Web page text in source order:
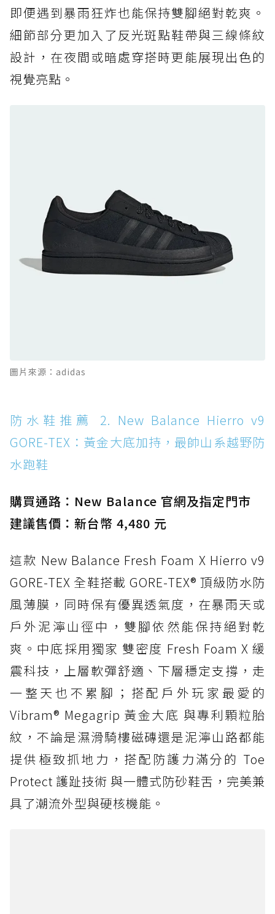
防水鞋推薦 7. Timberland Motion Access：
黃靴同級頂級防水，輕量化工裝健走鞋雨天必備
防水鞋推薦 7. Timberland Motion Access：
黃靴同級頂級防水，輕量化工裝健走鞋雨天必備
防水鞋推薦 10. PUMA Voyage NITRO™ 4
GORE-TEX：氮氣中底注入，回彈與防滑兼具的
全天候越野跑鞋
防水鞋推薦 11. On Cloudhorizon 2 WP：腳
感軟彈、搭載 Missiongrip™ 的防水輕越野鞋
Boot：馬汀首款雨靴登場，經典八孔加上全防
防水鞋推薦 14. SKECHERS BADGER
WATERPROOF：一踩即穿懶人神器！搭載固特
異大底與全防水厚底健走鞋
防水鞋推薦 15. Brooks Cascadia 19 GTX：注
即便遇到暴雨狂炸也能保持雙腳絕對乾爽。
細節部分更加入了反光斑點鞋帶與三線條紋
設計，在夜間或暗處穿搭時更能展現出色的
視覺亮點。
圖片來源：adidas
防水鞋推薦 2. New Balance Hierro v9
GORE-TEX：黃金大底加持，最帥山系越野防
水跑鞋
購買通路：New Balance 官網及指定門市
建議售價：新台幣 4,480 元
這款 New Balance Fresh Foam X Hierro v9
GORE-TEX 全鞋搭載 GORE-TEX® 頂級防水防
風薄膜，同時保有優異透氣度，在暴雨天或
戶外泥濘山徑中，雙腳依然能保持絕對乾
爽。中底採用獨家 雙密度 Fresh Foam X 緩
震科技，上層軟彈舒適、下層穩定支撐，走
一整天也不累腳；搭配戶外玩家最愛的
Vibram® Megagrip 黃金大底 與專利顆粒胎
紋，不論是濕滑騎樓磁磚還是泥濘山路都能
提供極致抓地力，搭配防護力滿分的 Toe
Protect 護趾技術 與一體式防砂鞋舌，完美兼
具了潮流外型與硬核機能。